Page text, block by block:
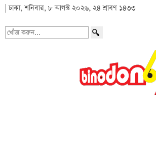
| ঢাকা, শনিবার, ৮ আগস্ট ২০২৬, ২৪ শ্রাবণ ১৪৩৩
খোঁজ